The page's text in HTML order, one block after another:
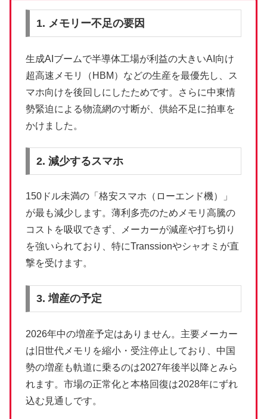
1. メモリー不足の要因
生成AIブームで半導体工場が利益の大きいAI向け
超高速メモリ（HBM）などの生産を最優先し、ス
マホ向けを後回しにしたためです。さらに中東情
勢緊迫による物流網の寸断が、供給不足に拍車を
かけました。
2. 減少するスマホ
150ドル未満の「格安スマホ（ローエンド機）」
が最も減少します。薄利多売のためメモリ高騰の
コストを吸収できず、メーカーが減産や打ち切り
を強いられており、特にTranssionやシャオミが直
撃を受けます。
3. 増産の予定
2026年中の増産予定はありません。主要メーカー
は旧世代メモリを縮小・受注停止しており、中国
勢の増産も軌道に乗るのは2027年後半以降とみら
れます。市場の正常化と本格回復は2028年にずれ
込む見通しです。